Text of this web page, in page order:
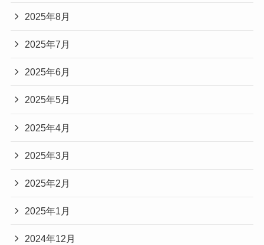
2025年8月
2025年7月
2025年6月
2025年5月
2025年4月
2025年3月
2025年2月
2025年1月
2024年12月